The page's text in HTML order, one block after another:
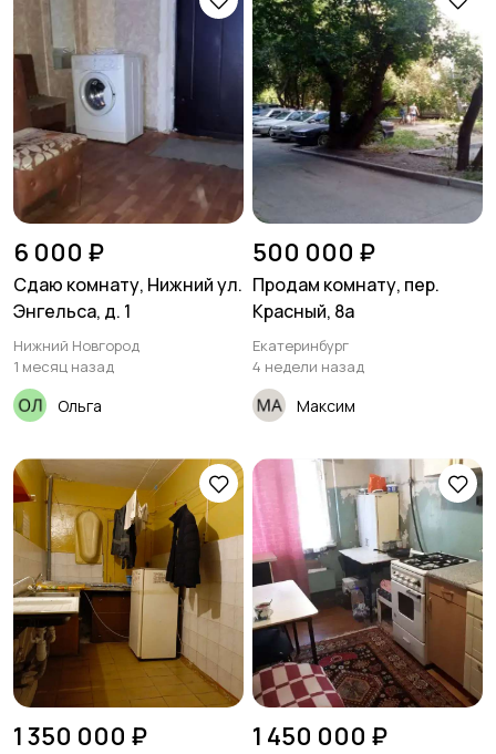
6 000 ₽
Сдаю комнату, Нижний ул.
Энгельса, д. 1
Нижний Новгород
1 месяц назад
Ольга
500 000 ₽
Продам комнату, пер.
Красный, 8а
Екатеринбург
4 недели назад
Максим
1 350 000 ₽ 1 450 000 ₽